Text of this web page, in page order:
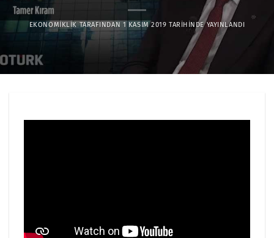
EKONOMIKLIKTARAFINDAN 1 KASIM 2019 TARIHINDE YAYINLANDI